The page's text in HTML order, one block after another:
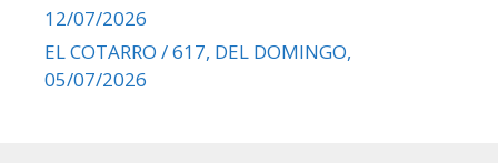
12/07/2026
EL COTARRO / 617, DEL DOMINGO,
05/07/2026